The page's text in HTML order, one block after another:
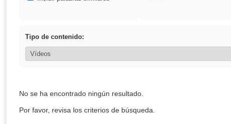
Tipo de contenido:
No se ha encontrado ningún resultado.
Por favor, revisa los criterios de búsqueda.